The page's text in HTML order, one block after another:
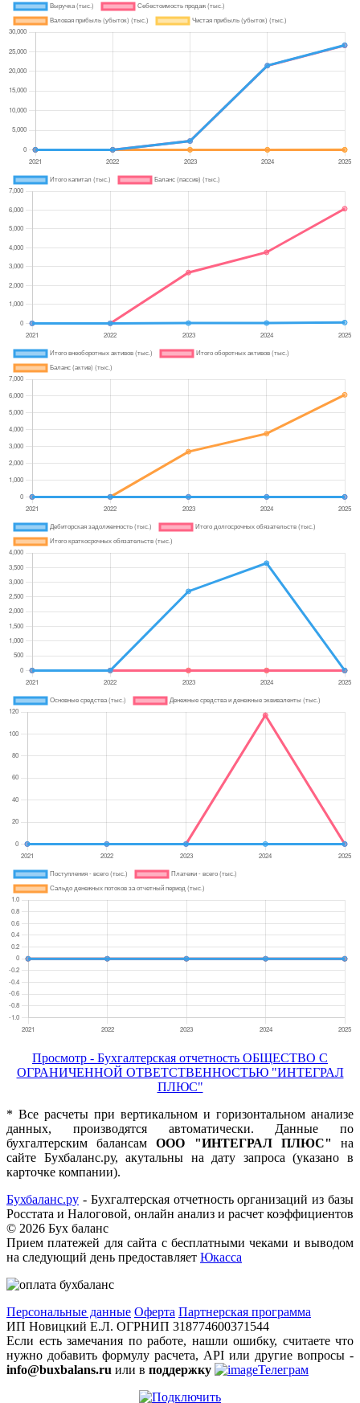
Просмотр - Бухгалтерская отчетность ОБЩЕСТВО С
ОГРАНИЧЕННОЙ ОТВЕТСТВЕННОСТЬЮ "ИНТЕГРАЛ
ПЛЮС"
* Все расчеты при вертикальном и горизонтальном анализе
данных, производятся автоматически. Данные по
бухгалтерским балансамООО "ИНТЕГРАЛ ПЛЮС"
на
сайте Бухбаланс.ру, акутальны на дату запроса (указано в
карточке компании).
Бухбаланс.ру - Бухгалтерская отчетность организаций из базы
Росстата и Налоговой, онлайн анализ и расчет коэффициентов
© 2026 Бух баланс
Прием платежей для сайта с бесплатными чеками и выводом
на следующий день предоставляет Юкасса
Персональные данные Оферта Партнерская программа
ИП Новицкий Е.Л. ОГРНИП 318774600371544
Если есть замечания по работе, нашли ошибку, считаете что
нужно добавить формулу расчета, API или другие вопросы -
info@buxbalans.ru или в поддержку Телеграм